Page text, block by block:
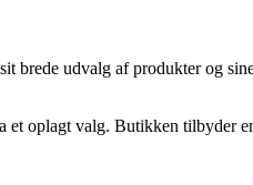
brede udvalg af produkter og
oplagt valg. Butikken tilbyder